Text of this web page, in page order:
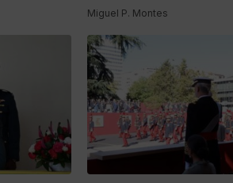
Miguel P. Montes